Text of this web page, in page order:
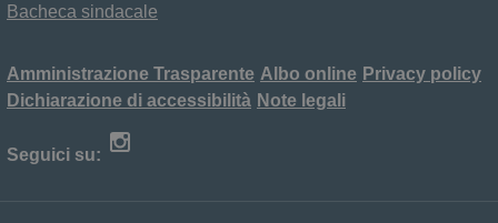
Bacheca sindacale
Amministrazione Trasparente Albo online Privacy policy
Dichiarazione di accessibilità Note legali
Seguici su: